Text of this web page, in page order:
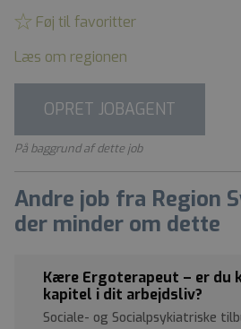
Føj til favoritter
Læs om regionen
OPRET JOBAGENT
På baggrund af dette job
Andre job fra Region
der minder om dette
Kære Ergoterapeut – er
kapitel i dit arbejdsliv?
Sociale- og Socialpsykiatriske